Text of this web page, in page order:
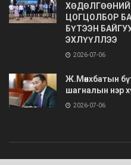
ХӨДӨЛГӨӨНИЙ
ЦОГЦОЛБОР
БҮТЭЭН
ЭХЛҮҮЛЛЭЭ
2026-07-06
Ж.Мөнхбатын
шагналын нэр
2026-07-06